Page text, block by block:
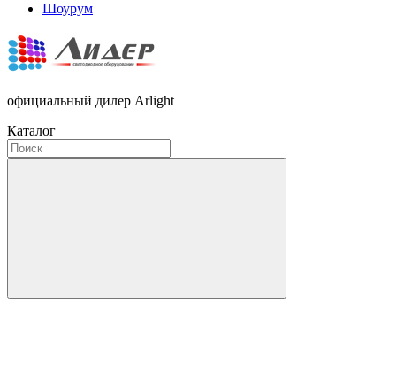
Шоурум
официальный дилер Arlight
Каталог